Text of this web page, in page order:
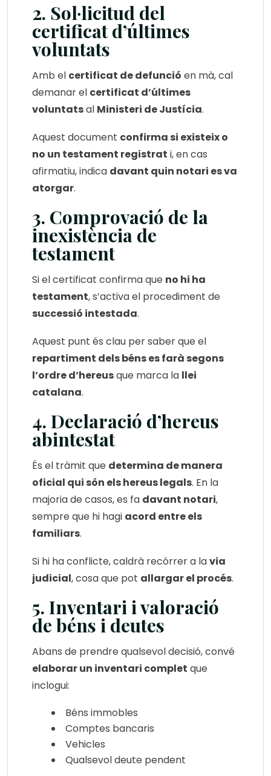
2. Sol·licitud del
certificat d’últimes
voluntats
Amb el certificat de defunció en mà, cal
demanar el certificat d’últimes
voluntatsal Ministeri de Justícia.
Aquest document confirma si existeix o
no un testament registrat i, en cas
afirmatiu, indica davant quin notari es va
atorgar.
3. Comprovació de la
inexistència de
testament
Si el certificat confirma que no hi ha
testament, s’activa el procediment de
successió intestada.
Aquest punt és clau per saber que el
repartiment dels béns es farà segons
l’ordre d’hereusque marca la llei
catalana.
4. Declaració d’hereus
abintestat
És el tràmit que determina de manera
oficial qui són els hereus legals. En la
majoria de casos, es fa davant notari,
sempre que hi hagi acord entre els
familiars.
Si hi ha conflicte, caldrà recórrer a lavia
judicial, cosa que pot allargar el procés.
5. Inventari i valoració
de béns i deutes
Abans de prendre qualsevol decisió, convé
elaborar un inventari complet que
inclogui:
Béns immobles
Comptes bancaris
Vehicles
Qualsevol deute pendent